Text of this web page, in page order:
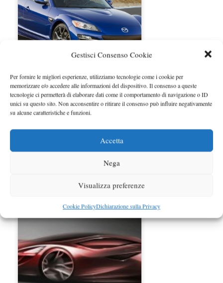
Gestisci Consenso Cookie
Per fornire le migliori esperienze, utilizziamo tecnologie come i cookie per
memorizzare e/o accedere alle informazioni del dispositivo. Il consenso a queste
tecnologie ci permetterà di elaborare dati come il comportamento di navigazione o ID
unici su questo sito. Non acconsentire o ritirare il consenso può influire negativamente
su alcune caratteristiche e funzioni.
Accetta
Nega
Visualizza preferenze
Cookie PolicyDichiarazione sulla Privacy
Mazda continua lo sviluppo del